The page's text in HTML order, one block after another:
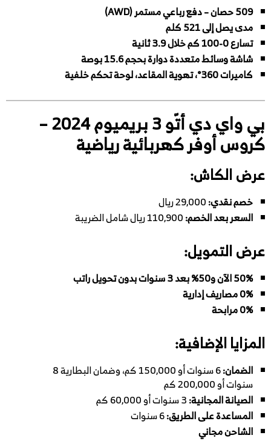
509 حصان – دفع رباعي مستمر (AWD)
مدى يصل إلى 521 كلم
تسارع 0-100 كم خلال 3.9 ثانية
شاشة وسائط متعددة دوارة بحجم 15.6 بوصة
كاميرات 360°، تهوية المقاعد، لوحة تحكم خلفية
بي واي دي أتّو 3 بريميوم 2024 –
كروس أوفر كهربائية رياضية
عرض الكاش:
خصم نقدي:
السعر بعد الخصم:
عرض التمويل:
50% الآن و50% بعد 3 سنوات بدون تحويل راتب
0% مصاريف إدارية
0% مرابحة
المزايا الإضافية:
الضمان:
6 سنوات أو 150,000 كم، وضمان البطارية 8
سنوات أو 200,000 كم
الصيانة المجانية:
المساعدة على الطريق:
الشاحن مجاني